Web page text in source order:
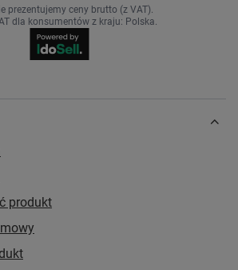
prezentujemy ceny brutto (z VAT).
dla konsumentów z kraju: Polska.
produkt